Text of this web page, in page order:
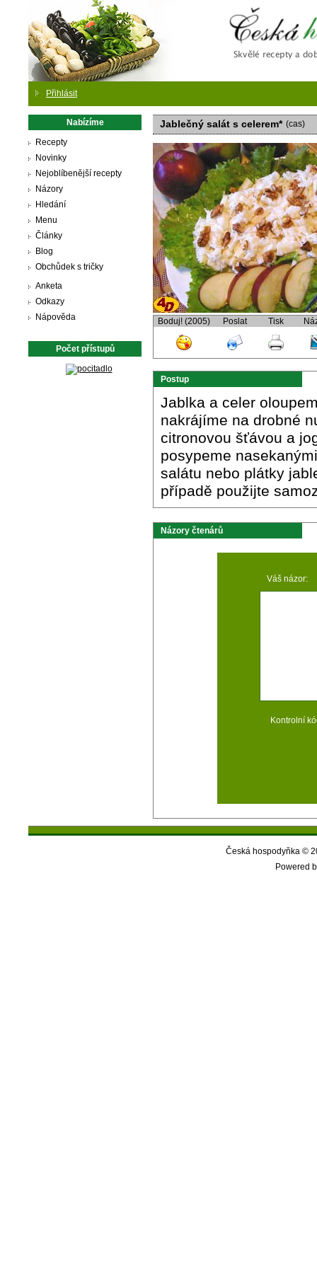
Přihlásit
Nabízíme
Recepty
Novinky
Nejoblíbenější recepty
Názory
Hledání
Menu
Články
Blog
Obchůdek s tričky
Anketa
Odkazy
Nápověda
Počet přístupů
Jablečný salát s celerem* (cas)
Boduj! (2005) Poslat Tisk
Postup
Jablka a celer
nakrájíme na drobné
citronovou šťávou a
posypeme
salátu nebo plátky
případě použijte
Názory čtenárů
Váš názor:
Kontrolní
Česká hospodyňka ©
Powered